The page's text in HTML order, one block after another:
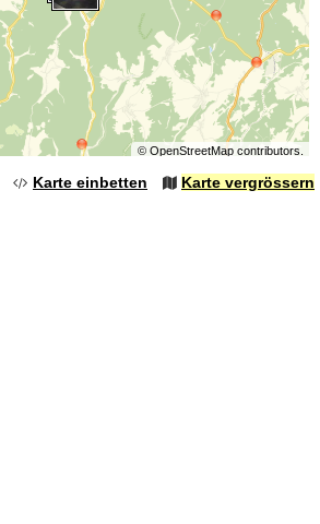
© OpenStreetMapcontributors.
Karte einbetten Karte vergrössern